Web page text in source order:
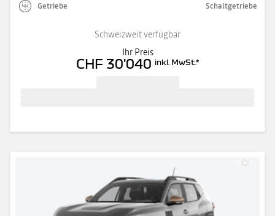
Getriebe Schaltgetriebe
Schweizweit verfügbar
Ihr Preis
CHF 30'040 inkl. MwSt.*